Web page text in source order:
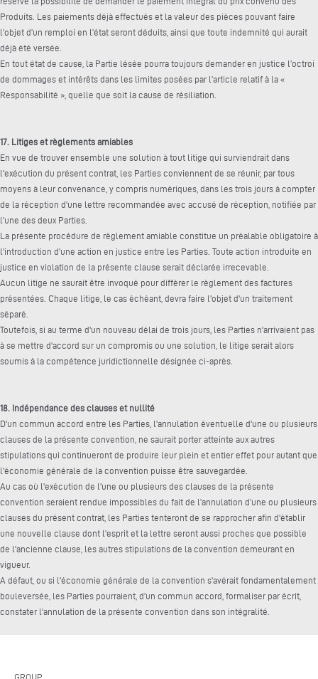
Produits. Les paiements déjà effectués et la valeur des pièces pouvant faire
l’objet d’un remploi en l’état seront déduits, ainsi que toute indemnité qui aurait
déjà été versée.
En tout état de cause, la Partie lésée pourra toujours demander en justice l’octroi
de dommages et intérêts dans les limites posées par l’article relatif à la «
Responsabilité », quelle que soit la cause de résiliation.
17. Litiges et règlements amiables
En vue de trouver ensemble une solution à tout litige qui surviendrait dans
l'exécution du présent contrat, les Parties conviennent de se réunir, par tous
moyens à leur convenance, y compris numériques, dans les trois jours à compter
de la réception d'une lettre recommandée avec accusé de réception, notifiée par
l'une des deux Parties.
La présente procédure de règlement amiable constitue un préalable obligatoire à
l'introduction d'une action en justice entre les Parties. Toute action introduite en
justice en violation de la présente clause serait déclarée irrecevable.
Aucun litige ne saurait être invoqué pour différer le règlement des factures
présentées. Chaque litige, le cas échéant, devra faire l'objet d'un traitement
séparé.
Toutefois, si au terme d'un nouveau délai de trois jours, les Parties n'arrivaient pas
à se mettre d'accord sur un compromis ou une solution, le litige serait alors
soumis à la compétence juridictionnelle désignée ci-après.
18. Indépendance des clauses et nullité
D'un commun accord entre les Parties, l'annulation éventuelle d'une ou plusieurs
clauses de la présente convention, ne saurait porter atteinte aux autres
stipulations qui continueront de produire leur plein et entier effet pour autant que
l'économie générale de la convention puisse être sauvegardée.
Au cas où l'exécution de l'une ou plusieurs des clauses de la présente
convention seraient rendue impossibles du fait de l’annulation d’une ou plusieurs
clauses du présent contrat, les Parties tenteront de se rapprocher afin d'établir
une nouvelle clause dont l'esprit et la lettre seront aussi proches que possible
de l'ancienne clause, les autres stipulations de la convention demeurant en
vigueur.
A défaut, ou si l'économie générale de la convention s'avérait fondamentalement
bouleversée, les Parties pourraient, d'un commun accord, formaliser par écrit,
constater l'annulation de la présente convention dans son intégralité.
GROUP